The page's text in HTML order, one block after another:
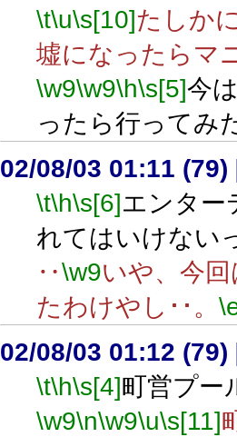
\t\u\s[10]たしか
墟になったらマ
\w9\w9\h\s[5]今
ったら行ってみ
02/08/03 01:11 (79)
\t\h\s[6]エンター
れてはいけない
‥\w9いや、今
たわけやし･･。
02/08/03 01:12 (79)
\t\h\s[4]町営プ
\w9\n\w9\u\s[11]